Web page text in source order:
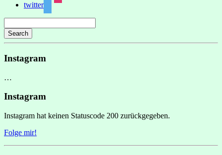
twitter
Search
Instagram
…
Instagram
Instagram hat keinen Statuscode 200 zurückgegeben.
Folge mir!